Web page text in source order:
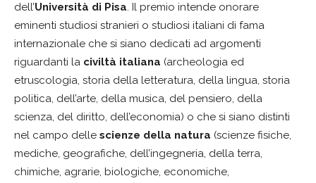
dell’Università di Pisa. Il premio intende onorare
eminenti studiosi stranieri o studiosi italiani di fama
internazionale che si siano dedicati ad argomenti
riguardanti la civiltà italiana (archeologia ed
etruscologia, storia della letteratura, della lingua, storia
politica, dell’arte, della musica, del pensiero, della
scienza, del diritto, dell’economia) o che si siano distinti
nel campo delle scienze della natura (scienze fisiche,
mediche, geografiche, dell’ingegneria, della terra,
chimiche, agrarie, biologiche, economiche,